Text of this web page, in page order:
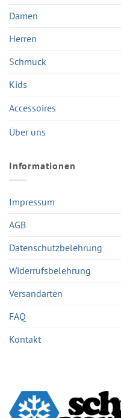
Damen
Herren
Schmuck
Kids
Accessoires
Über uns
Informationen
Impressum
AGB
Datenschutzbelehrung
Widerrufsbelehrung
Versandarten
FAQ
Kontakt